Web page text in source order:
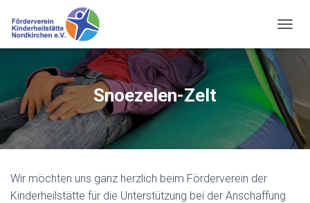
A
G
A
T
I
S
Snoezelen-Zelt
Wir möchten uns ganz herzlich beim Förderverein der
Kinderheilstätte für die Unterstützung bei der Anschaffung